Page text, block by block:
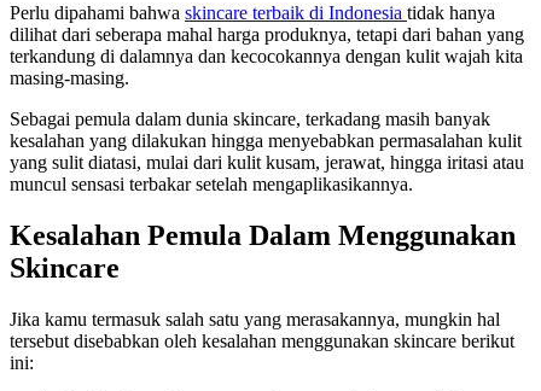
Perlu dipahami bahwa skincare terbaik di Indonesia tidak hanya
dilihat dari seberapa mahal harga produknya, tetapi dari bahan yang
terkandung di dalamnya dan kecocokannya dengan kulit wajah kita
masing-masing.
Sebagai pemula dalam dunia skincare, terkadang masih banyak
kesalahan yang dilakukan hingga menyebabkan permasalahan kulit
yang sulit diatasi, mulai dari kulit kusam, jerawat, hingga iritasi atau
muncul sensasi terbakar setelah mengaplikasikannya.
Kesalahan Pemula Dalam Menggunakan
Skincare
Jika kamu termasuk salah satu yang merasakannya, mungkin hal
tersebut disebabkan oleh kesalahan menggunakan skincare berikut
ini: